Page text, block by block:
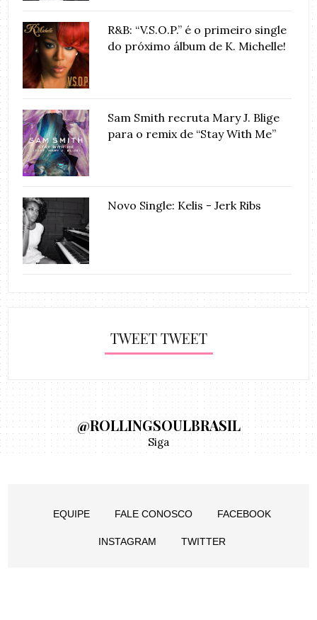
R&B: “V.S.O.P.” é o primeiro single
do próximo álbum de K. Michelle!
Sam Smith recruta Mary J. Blige
para o remix de “Stay With Me”
Novo Single: Kelis - Jerk Ribs
TWEET TWEET
@ROLLINGSOULBRASIL
Siga
EQUIPE FALE CONOSCO FACEBOOK
INSTAGRAM TWITTER